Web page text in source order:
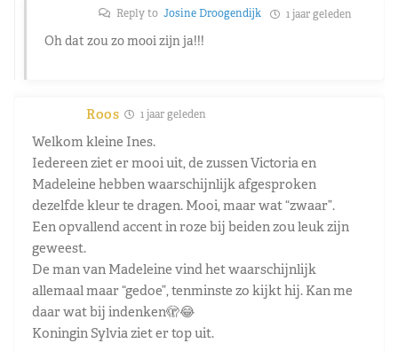
Reply to Josine Droogendijk 1 jaar geleden
Oh dat zou zo mooi zijn ja!!!
Roos 1 jaar geleden
Welkom kleine Ines.
Iedereen ziet er mooi uit, de zussen Victoria en
Madeleine hebben waarschijnlijk afgesproken
dezelfde kleur te dragen. Mooi, maar wat “zwaar”.
Een opvallend accent in roze bij beiden zou leuk zijn
geweest.
De man van Madeleine vind het waarschijnlijk
allemaal maar “gedoe”, tenminste zo kijkt hij. Kan me
daar wat bij indenken🫣😂
Koningin Sylvia ziet er top uit.